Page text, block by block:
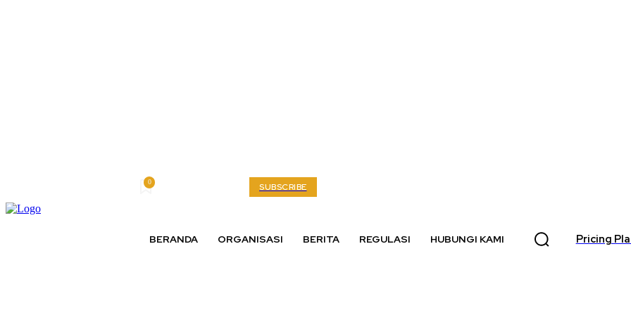
0 SUBSCRIBE
BERANDA ORGANISASI BERITA REGULASI HUBUNGI KAMI Pricing